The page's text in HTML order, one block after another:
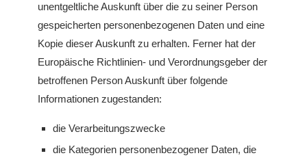
unentgeltliche Auskunft über die zu seiner Person
gespeicherten personenbezogenen Daten und eine
Kopie dieser Auskunft zu erhalten. Ferner hat der
Europäische Richtlinien- und Verordnungsgeber der
betroffenen Person Auskunft über folgende
Informationen zugestanden:
die Verarbeitungszwecke
die Kategorien personenbezogener Daten, die